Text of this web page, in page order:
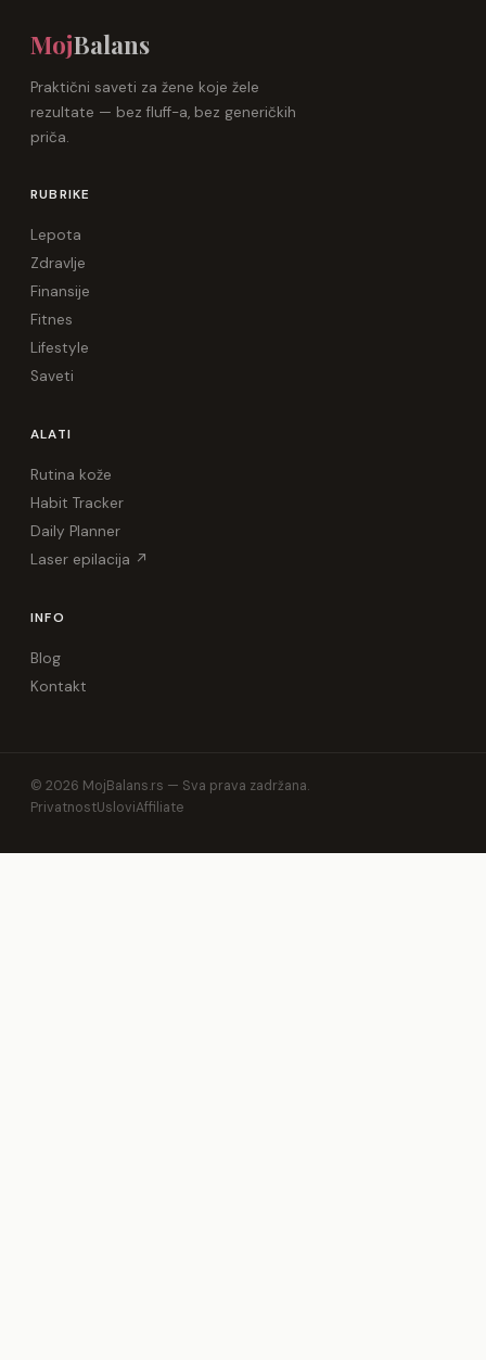
MojBalans
Praktični saveti za žene koje žele
rezultate — bez fluff-a, bez generičkih
priča.
RUBRIKE
Lepota
Zdravlje
Finansije
Fitnes
Lifestyle
Saveti
ALATI
Rutina kože
Habit Tracker
Daily Planner
Laser epilacija ↗
INFO
Blog
Kontakt
© 2026 MojBalans.rs — Sva prava zadržana.
PrivatnostUsloviAffiliate